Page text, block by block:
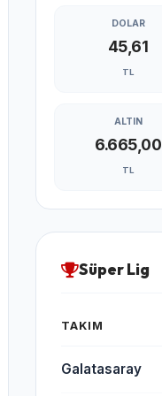
DOLAR
45,61
TL
ALTIN
6.665,00
TL
Süper Lig
TAKIM
Galatasaray